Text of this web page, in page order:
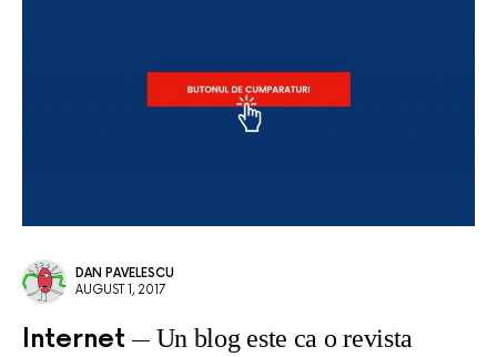
DAN PAVELESCU
AUGUST 1, 2017
Internet
Un blog este ca o revista